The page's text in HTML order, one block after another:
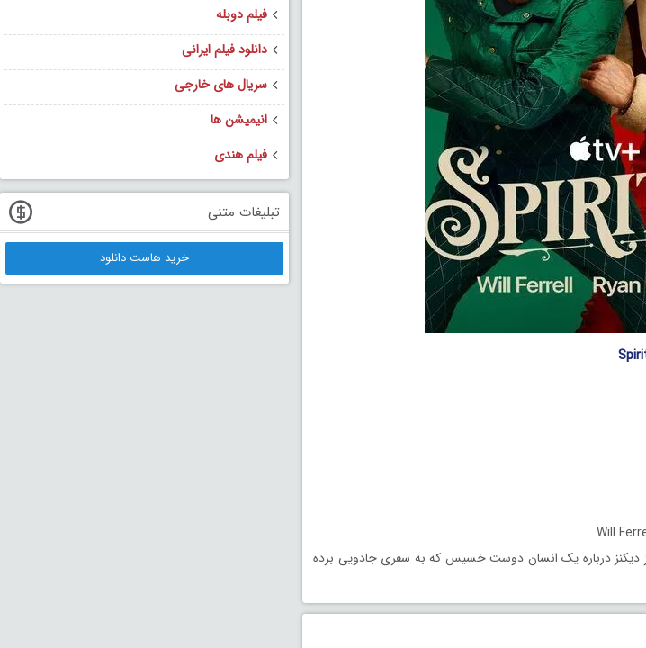
دیکنز درباره یک انسان دوست خسیس که به سفری جادویی برده
فیلم دوبله
دانلود فیلم ایرانی
سریال های خارجی
انیمیشن ها
فیلم هندی
تبلیغات متنی
خرید هاست دانلود